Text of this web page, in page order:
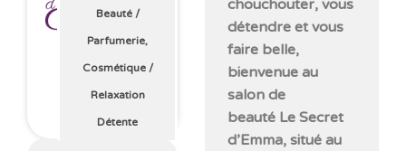
Beauté/
Parfumerie,
Cosmétique/
Relaxation
Détente
chouchouter, vous
détendre et vous
faire belle,
bienvenue au
salon de
beauté Le Secret
d’Emma, situé au